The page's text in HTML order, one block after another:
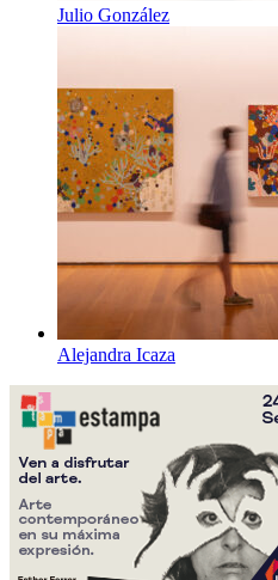
Julio González
Alejandra Icaza